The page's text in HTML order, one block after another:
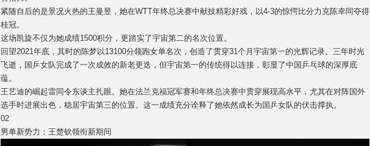
紧随自后的是景况火热的王曼昱，她在WTT年终总决赛中献技精彩好戏，以4-3的惊愕比分力克陈幸同夺得
桂冠。
这场凯旋不仅为她成绩1500积分，更踏实了宇宙第二的名次位置。
回望2021年底，其时的陈梦以13100分领跑女单名次，创造了贯穿31个月宇宙第一的光辉记录。三年时光
飞逝，国乒女队完成了一次成效的新老更迭，但宇宙第一的传统得以连接，彰显了中国乒乓球的深厚底
蕴。
王艺迪的崛起雷同令东谈主扎眼。她在法兰克福冠军赛和年终总决赛中贯穿展现高水平，尤其在对阵国外
选手时进展出色，稳居宇宙第三的位置。这一成绩充分诠释了她依然成长为国乒女队的伏击撑执。
02
男单新势力：王楚钦领衔新期间